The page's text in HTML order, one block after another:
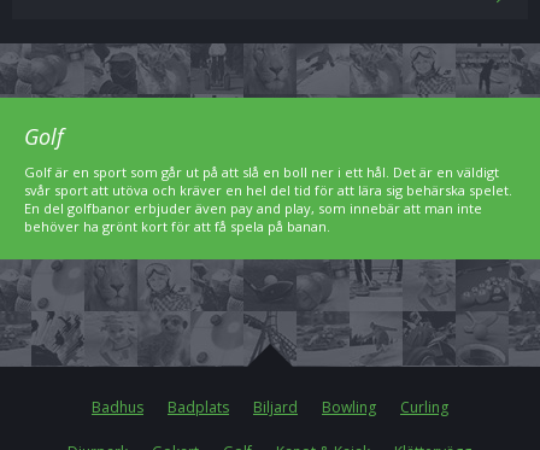
Golf
Golf är en sport som går ut på att slå en boll ner i ett hål. Det är en väldigt
svår sport att utöva och kräver en hel del tid för att lära sig behärska spelet.
En del golfbanor erbjuder även pay and play, som innebär att man inte
behöver ha grönt kort för att få spela på banan.
Badhus Badplats Biljard Bowling Curling